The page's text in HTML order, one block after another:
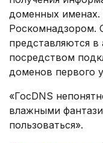
доменных
Роскомнадзором.
представляются
посредством
доменов первого
«ГосDNS
влажными
пользоваться».